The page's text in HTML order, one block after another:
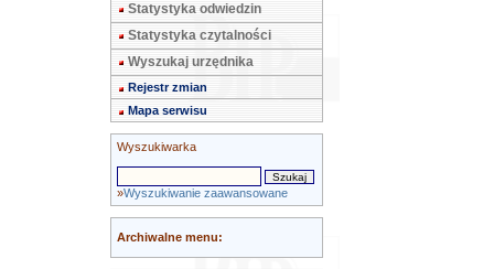
Statystyka odwiedzin
Statystyka czytalności
Wyszukaj urzędnika
Rejestr zmian
Mapa serwisu
Wyszukiwarka
»Wyszukiwanie zaawansowane
Archiwalne menu: